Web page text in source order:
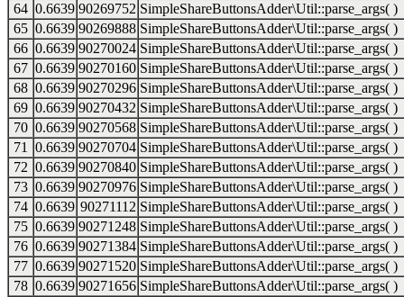
64 0.6639 90269752 SimpleShareButtonsAdder\Util::parse_args( )
65 0.6639 90269888 SimpleShareButtonsAdder\Util::parse_args( )
66 0.6639 90270024 SimpleShareButtonsAdder\Util::parse_args( )
67 0.6639 90270160 SimpleShareButtonsAdder\Util::parse_args( )
68 0.6639 90270296 SimpleShareButtonsAdder\Util::parse_args( )
69 0.6639 90270432 SimpleShareButtonsAdder\Util::parse_args( )
70 0.6639 90270568 SimpleShareButtonsAdder\Util::parse_args( )
71
0.6639 90270704 SimpleShareButtonsAdder\Util::parse_args( )
72 0.6639 90270840 SimpleShareButtonsAdder\Util::parse_args( )
73 0.6639 90270976 SimpleShareButtonsAdder\Util::parse_args( )
74 0.6639 90271112 SimpleShareButtonsAdder\Util::parse_args( )
75 0.6639 90271248 SimpleShareButtonsAdder\Util::parse_args( )
76 0.6639 90271384 SimpleShareButtonsAdder\Util::parse_args( )
77 0.6639 90271520 SimpleShareButtonsAdder\Util::parse_args( )
78 0.6639 90271656 SimpleShareButtonsAdder\Util::parse_args( )